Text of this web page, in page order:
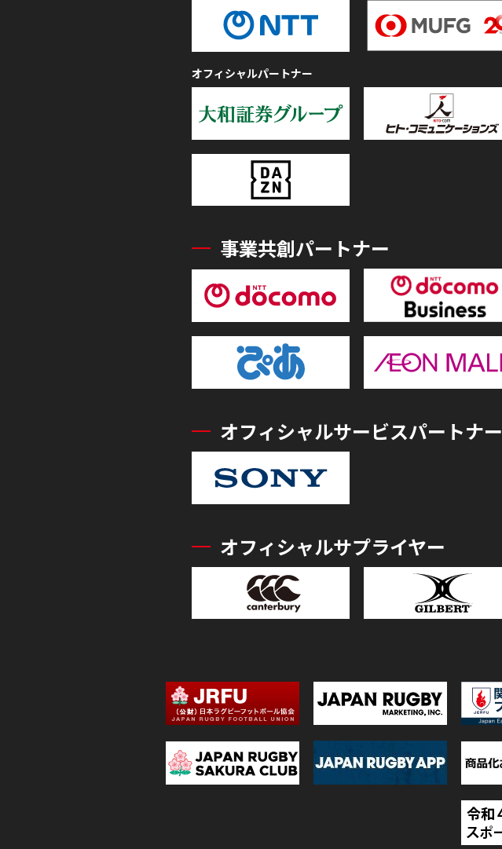
オフィシャルパートナー
事業共創パートナー
オフィシャルサービスパートナー
オフィシャルサプライヤー